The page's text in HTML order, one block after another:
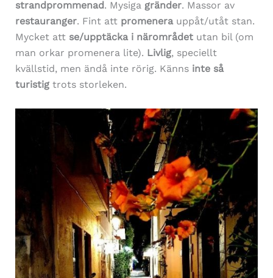
strandprommenad. Mysiga gränder. Massor av
restauranger. Fint att promenerauppåt/utåt stan.
Mycket att se/upptäcka i närområdetutan bil (om
man orkar promenera lite). Livlig, speciellt
kvällstid, men ändå inte rörig. Känns inte så
turistigtrots storleken.